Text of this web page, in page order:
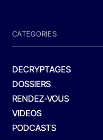
CATEGORIES
DECRYPTAGES
DOSSIERS
RENDEZ-VOUS
VIDEOS
PODCASTS